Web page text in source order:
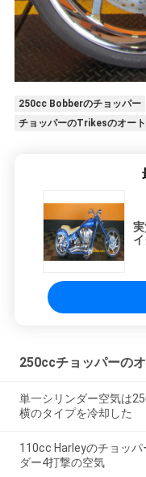
250cc Bobberのチョッパー
チョッパーのTrikesのオー
250ccチョッパーの
単一シリンダー空気は
横のタイプを冷却した
110cc Harleyのチョッ
ダー4打撃の空気